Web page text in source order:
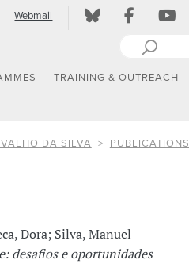
Webmail
TRAINING & OUTREACH
DA SILVA PUBLICATIONS
Dora; Silva, Manuel
desafios e oportunidades